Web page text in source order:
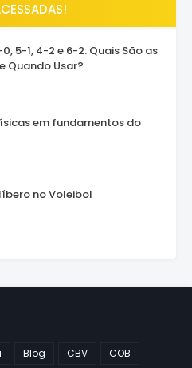
5-1, 4-2 e 6-2: Quais São as
Quando Usar?
em fundamentos do
no Voleibol
Blog CBV
COB